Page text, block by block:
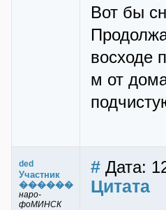
Вот бы
восходе
м от
ded
Участник
������
наро-
фоМИНСК
# Дата:
Цитата